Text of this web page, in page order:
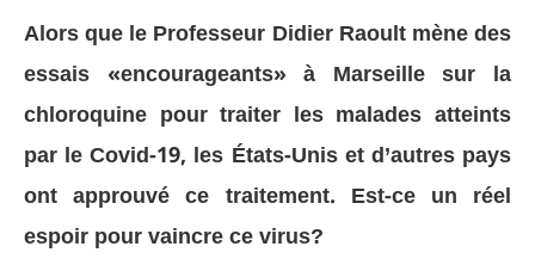
Alors que le Professeur Didier Raoult mène des
essais «encourageants» à Marseille sur la
chloroquine pour traiter les malades atteints
par le Covid-19, les États-Unis et d’autres pays
ont approuvé ce traitement. Est-ce un réel
espoir pour vaincre ce virus?